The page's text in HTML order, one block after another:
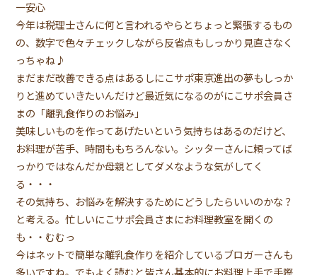
一安心
今年は税理士さんに何と言われるやらとちょっと緊張するもの
の、数字で色々チェックしながら反省点もしっかり見直さなく
っちゃね♪
まだまだ改善できる点はあるしにこサポ東京進出の夢もしっか
りと進めていきたいんだけど最近気になるのがにこサポ会員さ
まの「離乳食作りのお悩み」
美味しいものを作ってあげたいという気持ちはあるのだけど、
お料理が苦手、時間ももちろんない。シッターさんに頼ってば
っかりではなんだか母親としてダメなような気がしてく
る・・・
その気持ち、お悩みを解決するためにどうしたらいいのかな？
と考える。忙しいにこサポ会員さまにお料理教室を開くの
も・・むむっ
今はネットで簡単な離乳食作りを紹介しているブロガーさんも
多いですね。でもよく読むと皆さん基本的にお料理上手で手際